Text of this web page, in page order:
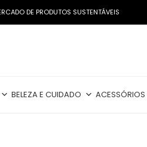
DE PRODUTOS SUSTENTÁVEIS
BELEZA E CUIDADO ACESSÓRIOS